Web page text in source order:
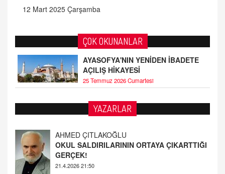
12 Mart 2025 Çarşamba
ÇOK OKUNANLAR
AYASOFYA'NIN YENİDEN İBADETE
AÇILIŞ HİKAYESİ
25 Temmuz 2026 Cumartesi
YAZARLAR
Fatih Bayhan
MAARİF MESELEMİZ ÇIKMAZDA!
19.4.2026 09:14